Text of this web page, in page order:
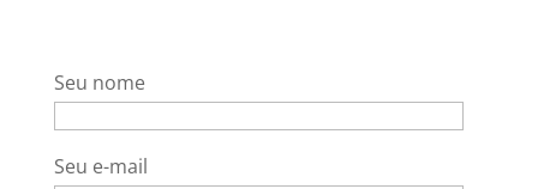
Seu nome
Seu e-mail